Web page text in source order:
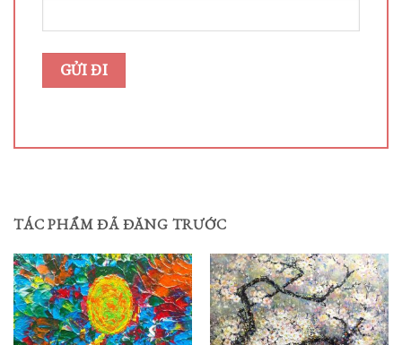
TÁC PHẨM ĐÃ ĐĂNG TRƯỚC